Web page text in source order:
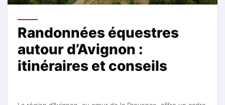
Randonnées équestres
autour d’Avignon :
itinéraires et conseils